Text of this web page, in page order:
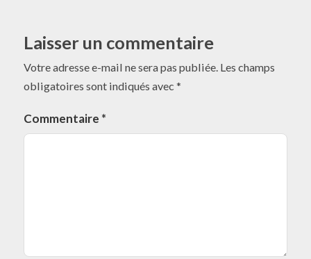
Laisser un commentaire
Votre adresse e-mail ne sera pas publiée. Les champs
obligatoires sont indiqués avec *
Commentaire *